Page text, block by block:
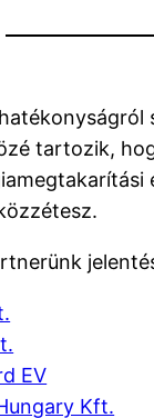
tartozik,
EV
Kft.